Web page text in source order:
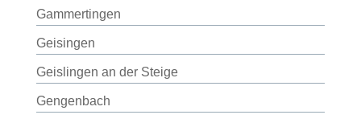
Gammertingen
Geisingen
Geislingen an der Steige
Gengenbach